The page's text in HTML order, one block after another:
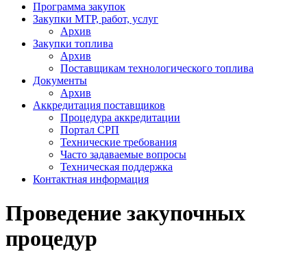
Программа закупок
Закупки МТР, работ, услуг
Архив
Закупки топлива
Архив
Поставщикам технологического топлива
Документы
Архив
Аккредитация поставщиков
Процедура аккредитации
Портал СРП
Технические требования
Часто задаваемые вопросы
Техническая поддержка
Контактная информация
Проведение закупочных
процедур